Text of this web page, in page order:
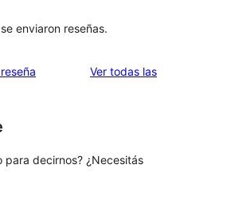
enviaron reseñas.
Ver todas lasreseñas
para decirnos? ¿Necesitás